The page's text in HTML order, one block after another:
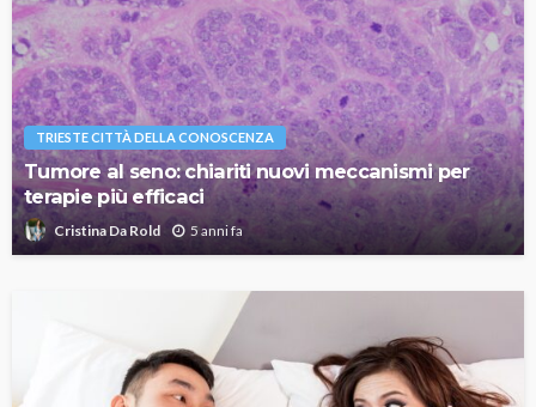
TRIESTE CITTÀ DELLA CONOSCENZA
Tumore al seno: chiariti nuovi meccanismi per
terapie più efficaci
Cristina Da Rold 5 anni fa